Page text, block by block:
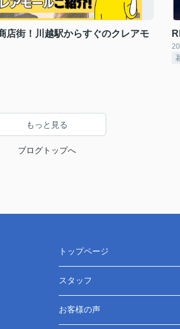
店街！川越駅からすぐのクレアモ
もっと見る
ブログトップへ
トップページ
スタッフ
お客様の声